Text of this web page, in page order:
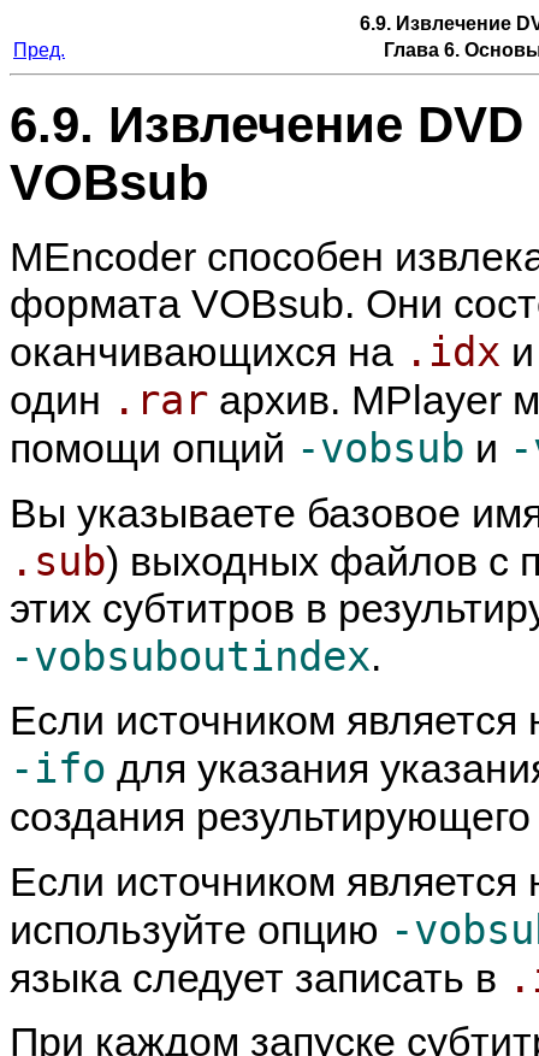
6.9. Извлечение
Пред.
Глава 6.
6.9. Извлечение
VOBsub
MEncoder способен
формата VOBsub. Они
оканчивающихся на .idx
один .rar архив. MPlayer
помощи опций -vobsub и
Вы указываете базовое
.sub) выходных файлов
этих субтитров в
-vobsuboutindex.
Если источником является
-ifo для указания
создания
Если источником
используйте опцию -
языка следует записать в
При каждом запуске